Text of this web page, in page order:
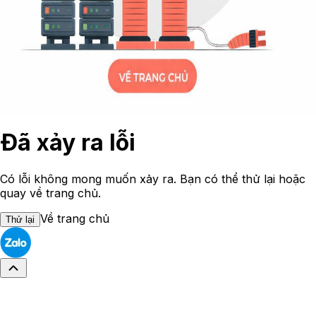
Đã xảy ra lỗi
Có lỗi không mong muốn xảy ra. Bạn có thể thử lại hoặc
quay về trang chủ.
Thử lại Về trang chủ